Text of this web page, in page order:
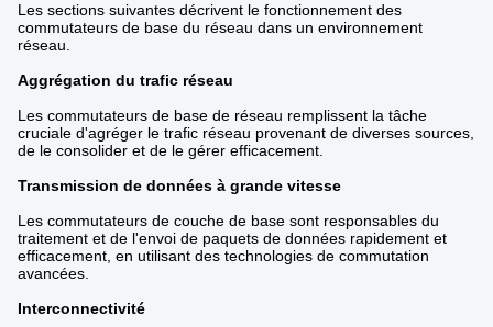
Les sections suivantes décrivent le fonctionnement des
commutateurs de base du réseau dans un environnement
réseau.
Aggrégation du trafic réseau
Les commutateurs de base de réseau remplissent la tâche
cruciale d'agréger le trafic réseau provenant de diverses sources,
de le consolider et de le gérer efficacement.
Transmission de données à grande vitesse
Les commutateurs de couche de base sont responsables du
traitement et de l'envoi de paquets de données rapidement et
efficacement, en utilisant des technologies de commutation
avancées.
Interconnectivité